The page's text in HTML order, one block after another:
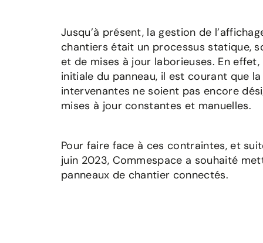
Jusqu’à présent, la gestion de
chantiers était un processus statique,
et de mises à jour laborieuses. En
initiale du panneau, il est courant que
intervenantes ne soient pas encore
mises à jour constantes et manuelles.
Pour faire face à ces contraintes, et
juin 2023, Commespace a souhaité
panneaux de chantier connectés.